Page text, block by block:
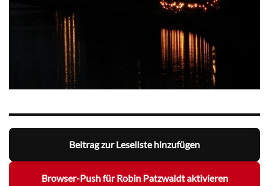
Beitrag zur Leseliste hinzufügen
Browser-Push für Robin Patzwaldt aktivieren